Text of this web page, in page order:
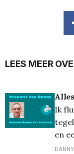
LEES MEER
Ik
en